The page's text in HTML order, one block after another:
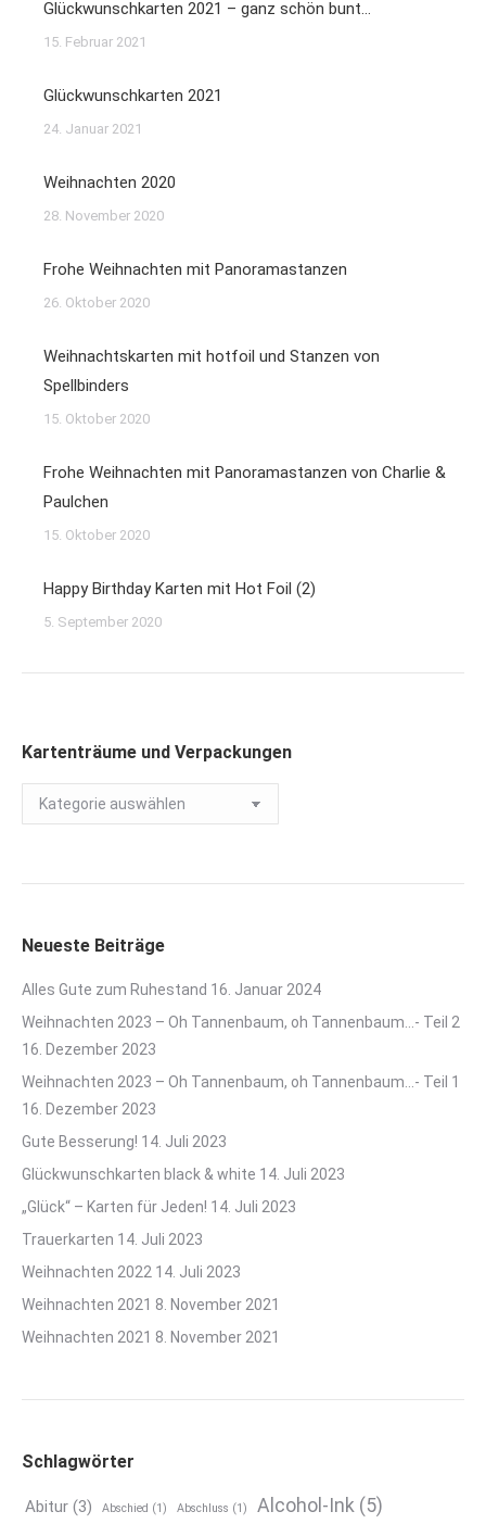
Glückwunschkarten 2021 – ganz schön bunt…
15. Februar 2021
Glückwunschkarten 2021
24. Januar 2021
Weihnachten 2020
28. November 2020
Frohe Weihnachten mit Panoramastanzen
26. Oktober 2020
Weihnachtskarten mit hotfoil und Stanzen von
Spellbinders
15. Oktober 2020
Frohe Weihnachten mit Panoramastanzen von Charlie &
Paulchen
15. Oktober 2020
Happy Birthday Karten mit Hot Foil (2)
5. September 2020
Kartenträume und Verpackungen
Kartenträume
und
Neueste Beiträge
Alles Gute zum Ruhestand 16. Januar 2024
Weihnachten 2023 – Oh Tannenbaum, oh Tannenbaum…- Teil 2
16. Dezember 2023
Weihnachten 2023 – Oh Tannenbaum, oh Tannenbaum…- Teil 1
16. Dezember 2023
Gute Besserung! 14. Juli 2023
Glückwunschkarten black & white 14. Juli 2023
„Glück“ – Karten für Jeden! 14. Juli 2023
Trauerkarten 14. Juli 2023
Weihnachten 2022 14. Juli 2023
Weihnachten 2021 8. November 2021
Weihnachten 2021 8. November 2021
Schlagwörter
Abitur (3) Abschied (1) Abschluss (1) Alcohol-Ink (5)